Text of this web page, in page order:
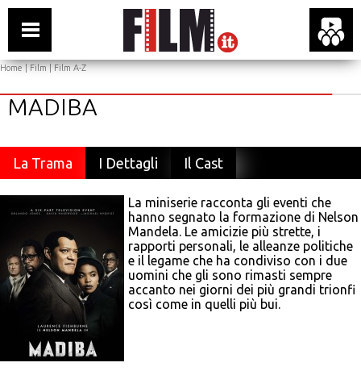
Home|Film|Film A-Z
MADIBA
La Trama I Dettagli Il Cast
La miniserie racconta gli eventi che
hanno segnato la formazione di Nelson
Mandela. Le amicizie più strette, i
rapporti personali, le alleanze politiche
e il legame che ha condiviso con i due
uomini che gli sono rimasti sempre
accanto nei giorni dei più grandi trionfi
così come in quelli più bui.